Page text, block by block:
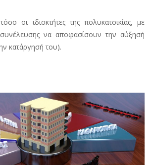
οι ιδιοκτήτες της πολυκατοικίας, με
να αποφασίσουν την αύξησή
κατάργησή του).